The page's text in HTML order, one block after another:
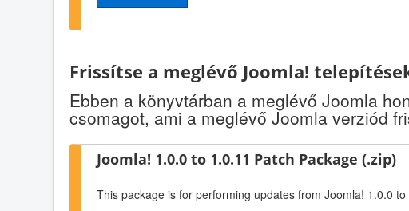
Frissítse a meglévő Joomla!
Ebben a könyvtárban a meglévő Joomla
csomagot, ami a meglévő Joomla verziód
Joomla! 1.0.0 to 1.0.11 Patch Package (.zip)
This package is for performing updates from Joomla! 1.0.0 to